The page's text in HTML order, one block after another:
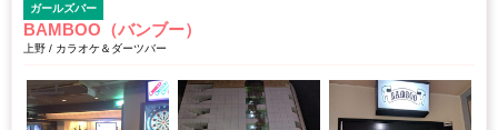
ガールズバー
BAMBOO（バンブー）
上野 / カラオケ＆ダーツバー